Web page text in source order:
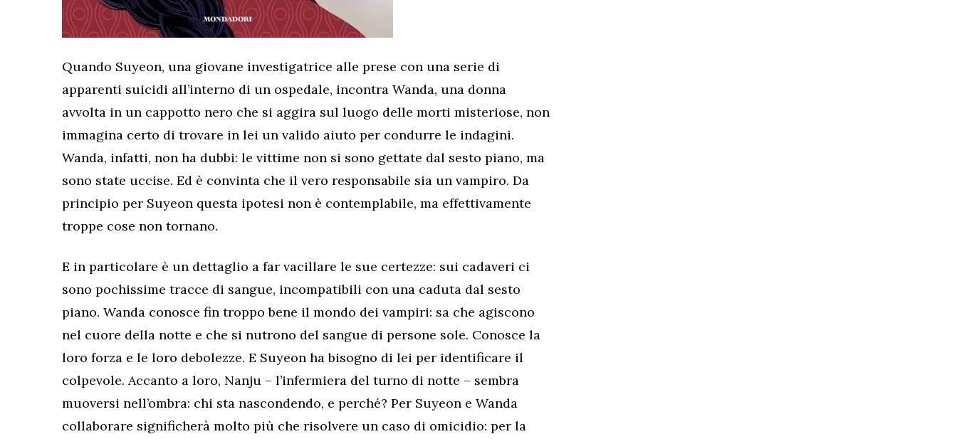
Quando Suyeon, una giovane investigatrice alle prese con una serie di
apparenti suicidi all’interno di un ospedale, incontra Wanda, una donna
avvolta in un cappotto nero che si aggira sul luogo delle morti misteriose, non
immagina certo di trovare in lei un valido aiuto per condurre le indagini.
Wanda, infatti, non ha dubbi: le vittime non si sono gettate dal sesto piano, ma
sono state uccise. Ed è convinta che il vero responsabile sia un vampiro. Da
principio per Suyeon questa ipotesi non è contemplabile, ma effettivamente
troppe cose non tornano.
E in particolare è un dettaglio a far vacillare le sue certezze: sui cadaveri ci
sono pochissime tracce di sangue, incompatibili con una caduta dal sesto
piano. Wanda conosce fin troppo bene il mondo dei vampiri: sa che agiscono
nel cuore della notte e che si nutrono del sangue di persone sole. Conosce la
loro forza e le loro debolezze. E Suyeon ha bisogno di lei per identificare il
colpevole. Accanto a loro, Nanju – l’infermiera del turno di notte – sembra
muoversi nell’ombra: chi sta nascondendo, e perché? Per Suyeon e Wanda
collaborare significherà molto più che risolvere un caso di omicidio: per la